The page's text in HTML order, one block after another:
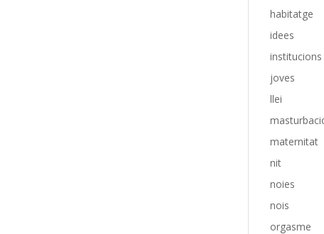
habitatge
idees
institucions
joves
llei
maternitat
nit
noies
nois
orgasme